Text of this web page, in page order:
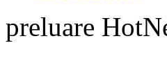
preluare